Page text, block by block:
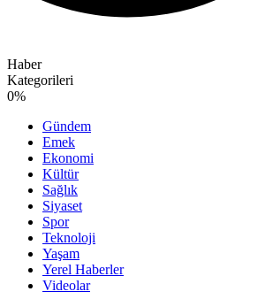
Haber
Kategorileri
0%
Gündem
Emek
Ekonomi
Kültür
Sağlık
Siyaset
Spor
Teknoloji
Yaşam
Yerel Haberler
Videolar